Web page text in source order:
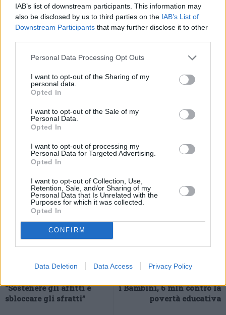
IAB’s list of downstream participants. This information may
also be disclosed by us to third parties on the IAB’s List of
Downstream Participants that may further disclose it to other
Personal Data Processing Opt Outs
I want to opt-out of the Sharing of my
personal data.
Opted In
I want to opt-out of the Sale of my
Personal Data.
Opted In
I want to opt-out of processing my
Personal Data for Targeted Advertising.
Opted In
I want to opt-out of Collection, Use,
Retention, Sale, and/or Sharing of my
Personal Data that Is Unrelated with the
Purposes for which it was collected.
Opted In
CONFIRM
Data Deletion Data Access Privacy Policy
valori democratici”. Così in un video su Twitter l’ex premier
Enrico Letta ha sciolto la riserva, annunciando: “Io ci sono”.
“Voglio ringraziare Nicola Zingaretti, mi lega a lui una profonda
– ha spiegato -. Io credo alla forza della parola e chiedo a tutti
coloro che voteranno di ascoltare la mia parola e votare sulla
base di quello. Io non cerco l’unanimità ma la verità nei rapporti
dibattito in tutti i circoli, chiedo nelle prossime settimane di
discutere, poi faremo sintesi e troveremo le idee migliori per
(ITALPRESS).
Previous article
“Sostenere gli affitti e
sbloccare gli sfratti”
Next article
i Bambini, 6 mln contro la
povertà educativa